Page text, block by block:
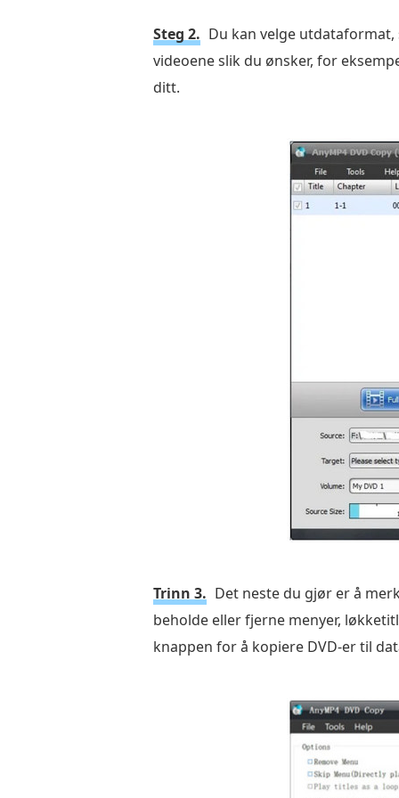
en
datamaskin
Steg 2. Du kan velge utdataformat,
videoene slik du ønsker, for
ditt.
Trinn 3. Det neste du gjør er å
beholde eller fjerne menyer,
knappen for å kopiere DVD-er til